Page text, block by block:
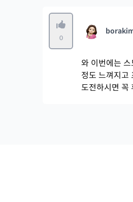
0
와 이번에는
정도 느껴지고
도전하시면 꼭